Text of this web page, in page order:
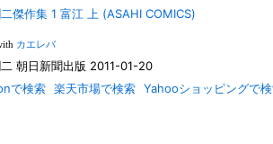
傑作集 1 富江 上 (ASAHI COMICS)
カエレバ
朝日新聞出版 2011-01-20
で検索 楽天市場で検索 Yahooショッピングで